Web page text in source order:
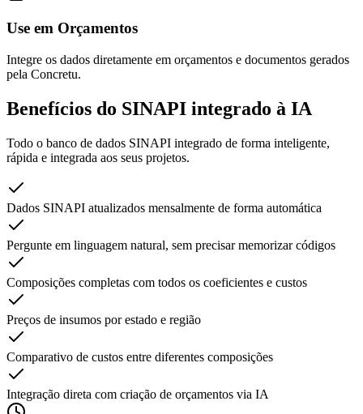
Use em Orçamentos
Integre os dados diretamente em orçamentos e documentos gerados
pela Concretu.
Benefícios do SINAPI integrado à IA
Todo o banco de dados SINAPI integrado de forma inteligente,
rápida e integrada aos seus projetos.
Dados SINAPI atualizados mensalmente de forma automática
Pergunte em linguagem natural, sem precisar memorizar códigos
Composições completas com todos os coeficientes e custos
Preços de insumos por estado e região
Comparativo de custos entre diferentes composições
Integração direta com criação de orçamentos via IA